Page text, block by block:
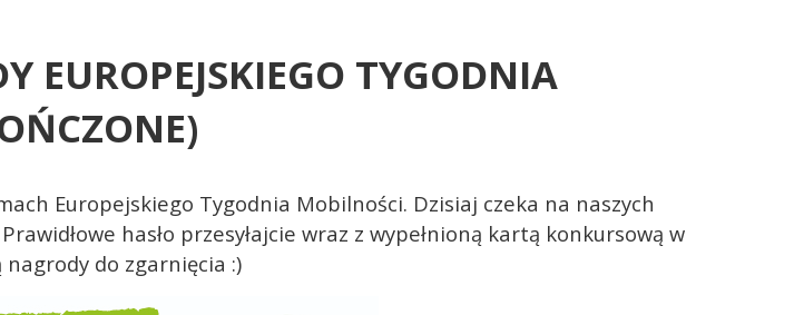
EUROPEJSKIEGO TYGODNIA
Europejskiego Tygodnia Mobilności. Dzisiaj czeka na naszych
hasło przesyłajcie wraz z wypełnioną kartą konkursową w
nagrody do zgarnięcia :)